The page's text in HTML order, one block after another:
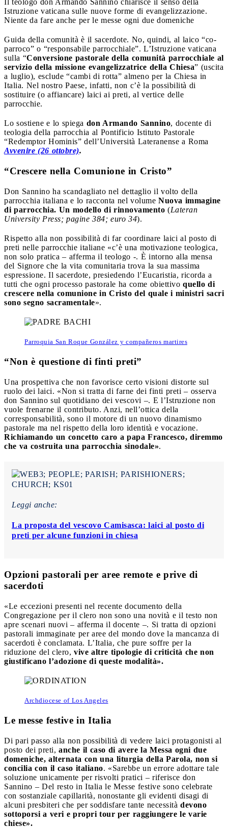
Istruzione vaticana sulle nuove forme di evangelizzazione.
Niente da fare anche per le messe ogni due domeniche
Guida della comunità è il sacerdote. No, quindi, al laico “co-
parroco” o “responsabile parrocchiale”. L’Istruzione vaticana
sulla “Conversione pastorale della comunità parrocchiale al
servizio della missione evangelizzatrice della Chiesa” (uscita
a luglio), esclude “cambi di rotta” almeno per la Chiesa in
Italia. Nel nostro Paese, infatti, non c’è la possibilità di
sostituire (o affiancare) laici ai preti, al vertice delle
parrocchie.
Lo sostiene e lo spiega don Armando Sannino, docente di
teologia della parrocchia al Pontificio Istituto Pastorale
“Redemptor Hominis” dell’Università Lateranense a Roma
Avvenire (26 ottobre).
“Crescere nella Comunione in Cristo”
Don Sannino ha scandagliato nel dettaglio il volto della
parrocchia italiana e lo racconta nel volume Nuova immagine
di parrocchia. Un modello di rinnovamento (Lateran
University Press; pagine 384; euro 34).
Rispetto alla non possibilità di far coordinare laici al posto di
preti nelle parrocchie italiane «c’è una motivazione teologica,
non solo pratica – afferma il teologo -. È intorno alla mensa
del Signore che la vita comunitaria trova la sua massima
espressione. Il sacerdote, presiedendo l’Eucaristia, ricorda a
tutti che ogni processo pastorale ha come obiettivo quello di
crescere nella comunione in Cristo del quale i ministri sacri
sono segno sacramentale».
Parroquia San Roque González y compañeros martires
“Non è questione di finti preti”
Una prospettiva che non favorisce certo visioni distorte sul
ruolo dei laici. «Non si tratta di farne dei finti preti – osserva
don Sannino sul quotidiano dei vescovi –. E l’Istruzione non
vuole frenarne il contributo. Anzi, nell’ottica della
corresponsabilità, sono il motore di un nuovo dinamismo
pastorale ma nel rispetto della loro identità e vocazione.
Richiamando un concetto caro a papa Francesco, diremmo
che va costruita una parrocchia sinodale».
Leggi anche:
La proposta del vescovo Camisasca: laici al posto di
preti per alcune funzioni in chiesa
Opzioni pastorali per aree remote e prive di
sacerdoti
«Le eccezioni presenti nel recente documento della
Congregazione per il clero non sono una novità e il testo non
apre scenari nuovi – afferma il docente –. Si tratta di opzioni
pastorali immaginate per aree del mondo dove la mancanza di
sacerdoti è conclamata. L’Italia, che pure soffre per la
riduzione del clero, vive altre tipologie di criticità che non
giustificano l’adozione di queste modalità».
Archdiocese of Los Angeles
Le messe festive in Italia
Di pari passo alla non possibilità di vedere laici protagonisti al
posto dei preti, anche il caso di avere la Messa ogni due
domeniche, alternata con una liturgia della Parola, non si
concilia con il caso italiano. «Sarebbe un errore adottare tale
soluzione unicamente per risvolti pratici – riferisce don
Sannino – Del resto in Italia le Messe festive sono celebrate
con sostanziale capillarità, nonostante gli evidenti disagi di
alcuni presbiteri che per soddisfare tante necessità devono
sottoporsi a veri e propri tour per raggiungere le varie
chiese».